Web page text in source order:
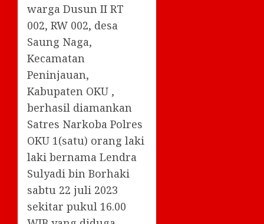
warga Dusun II RT
002, RW 002, desa
Saung Naga,
Kecamatan
Peninjauan,
Kabupaten OKU ,
berhasil diamankan
Satres Narkoba Polres
OKU 1(satu) orang laki
laki bernama Lendra
Sulyadi bin Borhaki
sabtu 22 juli 2023
sekitar pukul 16.00